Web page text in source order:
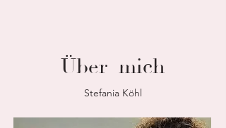
Über mich
Stefania Köhl